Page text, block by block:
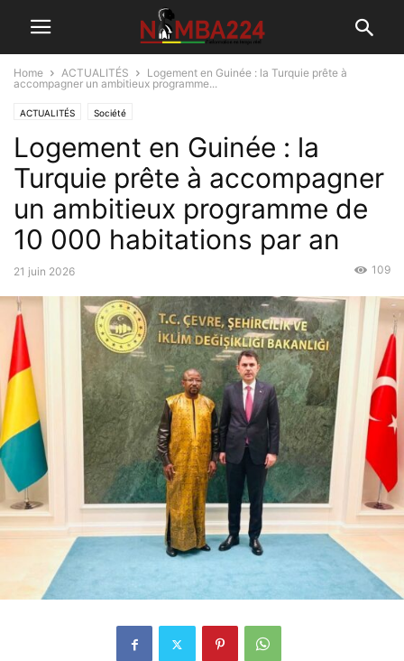
Home ACTUALITÉS
Logement en Guinée : la Turquie prête à
accompagner un ambitieux programme...
ACTUALITÉS Société
Logement en Guinée : la
Turquie prête à accompagner
un ambitieux programme de
10 000 habitations par an
21 juin 2026 109